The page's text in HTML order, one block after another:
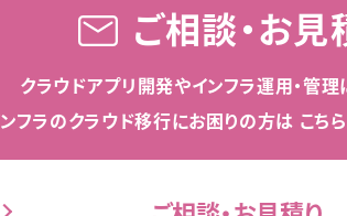
ご相談・お見
クラウドアプリ開発やインフラ運用・管理
フラのクラウド移行にお困りの方は こち